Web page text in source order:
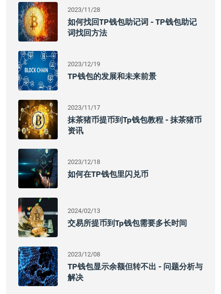
2023/11/28
如何找回TP钱包助记词 - TP钱包助记
词找回方法
2023/12/19
TP钱包的发展和未来前景
2023/11/17
抹茶猪币提币到tp钱包教程 - 抹茶猪币
资讯
2023/12/18
如何在TP钱包里闪兑币
2024/02/13
交易所提币到tp钱包需要多长时间
2023/12/08
TP钱包显示余额但转不出 - 问题分析与
解决